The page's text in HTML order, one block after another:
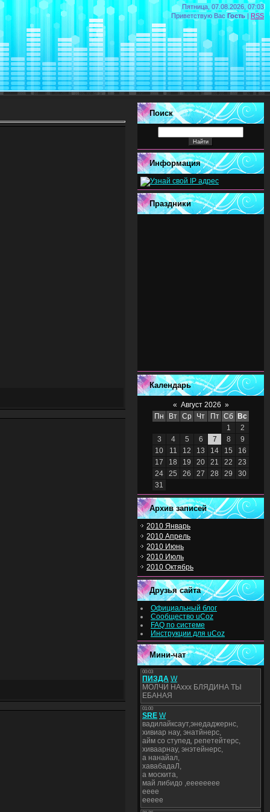
Пятница, 07.08.2026, 07:03
Приветствую Вас Гость | RSS
Поиск
Информация
Праздники
Календарь
« Август 2026 »
Пн
Вт Ср Чт Пт Сб
Вс
1
2
3
4 5 6 7 8
9
10
11 12 13 14 15
16
17
18 19 20 21 22
23
24
25 26 27 28 29
30
31
Архив записей
2010 Январь
2010 Апрель
2010 Июнь
2010 Июль
2010 Октябрь
Друзья сайта
Официальный блог
Сообщество uCoz
FAQ по системе
Инструкции для uCoz
Мини-чат